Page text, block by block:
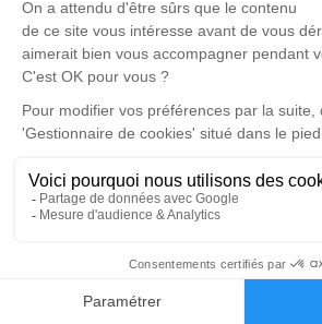
Faire-part
MARTINELLI.
Un service de plantation d’arbre
disponible ici.
Je
Cérémonie religieuse
Église Saint-Pierre de
4, Route de Mimet